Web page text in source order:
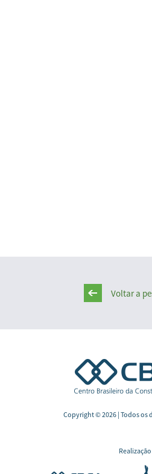
Voltar a
Copyright © 2026 | Todos os
Realização